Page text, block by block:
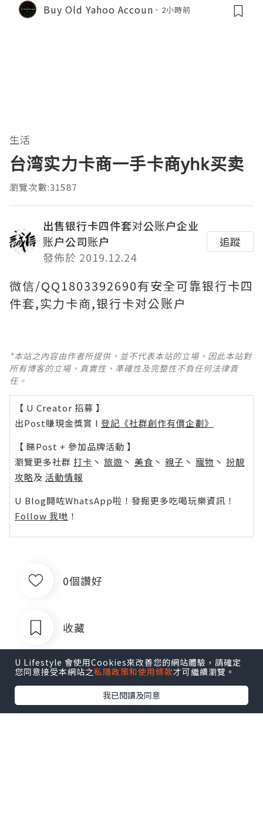
Buy Old Yahoo Accoun 2小時前
生活
台湾实力卡商一手卡商yhk买卖
瀏覽次數:31587
出售银行卡四件套对公账户企业
账户公司账户
發佈於 2019.12.24
追蹤
微信/QQ1803392690有安全可靠银行卡四
件套,实力卡商,银行卡对公账户
*本站之內容由作者所提供，並不代表本站的立場。因此本站對
所有博客的立場、真實性、準確性及完整性不負任何法律責
任。
【 U Creator 招募 】
出Post賺現金獎賞 l 登記《社群創作有價企劃》
【 睇Post + 參加品牌活動 】
瀏覽更多社群 打卡 丶 旅遊 丶 美食 丶 親子 丶 寵物 丶 扮靚
攻略及 活動情報
U Blog開咗WhatsApp啦！發掘更多吃喝玩樂資訊！
Follow 我哋 ！
0個讚好
收藏
U Lifestyle 會使用Cookies來改善您的網站體驗，請確定
您同意接受本網站之私隱政策和使用條款才可繼續瀏覽。
我已閱讀及同意